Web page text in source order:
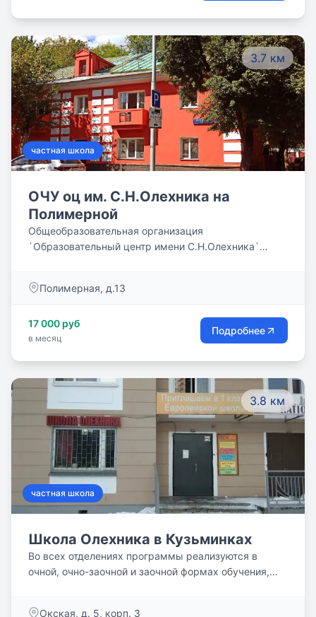
3.7 км
частная школа
ОЧУ оц им. С.Н.Олехника на
Полимерной
Общеобразовательная организация
`Образовательный центр имени С.Н.Олехника`
классы) общего образования в четырех
отделениях организована система дополнительного
предметного образования, нацеленная на
Полимерная, д.13
17 000 руб
в месяц
Подробнее
3.8 км
частная школа
Школа Олехника в Кузьминках
Во всех отделениях программы реализуются в
очной, очно-заочной и заочной формах обучения,
Окская, д. 5, корп. 3